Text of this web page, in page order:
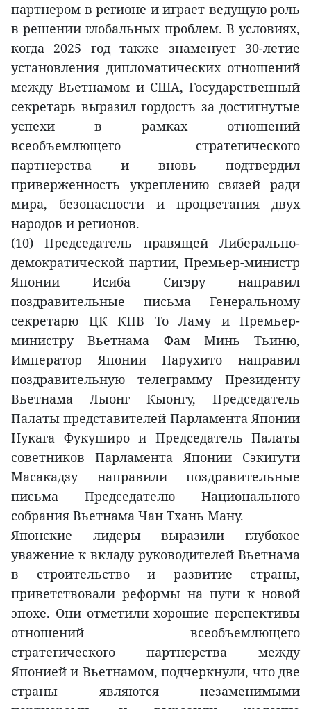
партнером в регионе и играет ведущую роль
в решении глобальных проблем. В условиях,
когда 2025 год также знаменует 30-летие
установления дипломатических отношений
между Вьетнамом и США, Государственный
секретарь выразил гордость за достигнутые
успехи в рамках отношений
всеобъемлющего стратегического
партнерства и вновь подтвердил
приверженность укреплению связей ради
мира, безопасности и процветания двух
народов и регионов.
(10) Председатель правящей Либерально-
демократической партии, Премьер-министр
Японии Исиба Сигэру направил
поздравительные письма Генеральному
секретарю ЦК КПВ То Ламу и Премьер-
министру Вьетнама Фам Минь Тьиню,
Император Японии Нарухито направил
поздравительную телеграмму Президенту
Вьетнама Лыонг Кыонгу, Председатель
Палаты представителей Парламента Японии
Нукага Фукуширо и Председатель Палаты
советников Парламента Японии Сэкигути
Масакадзу направили поздравительные
письма Председателю Национального
собрания Вьетнама Чан Тхань Ману.
Японские лидеры выразили глубокое
уважение к вкладу руководителей Вьетнама
в строительство и развитие страны,
приветствовали реформы на пути к новой
эпохе. Они отметили хорошие перспективы
отношений всеобъемлющего
стратегического партнерства между
Японией и Вьетнамом, подчеркнули, что две
страны являются незаменимыми